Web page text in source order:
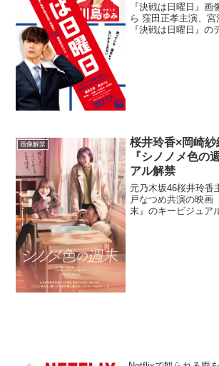
『決戦は日曜日』
ら 窪田正孝主演、
『決戦は日曜日』の
画像解禁
桜井玲香×岡崎
『シノノメ色の
アル解禁
元乃木坂46桜井玲香
戸なつめ共演の映画
末』のキービジュア